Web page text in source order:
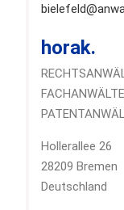
horak.
FACHANWÄLTE
Hollerallee 26
28209 Bremen
Deutschland